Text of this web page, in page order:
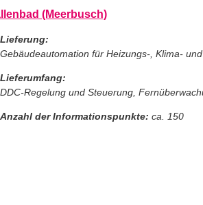
(Meerbusch)
Lieferung:
Gebäudeautomation für Heizungs-, Klima-
Lieferumfang:
DDC-Regelung und Steuerung,
Anzahl der Informationspunkte: ca. 150